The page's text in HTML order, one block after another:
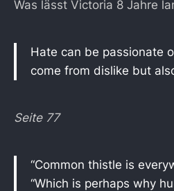
Was lässt Victoria 8 Jahre
Hate can be passionate
come from dislike but
Seite 77
“Common thistle is
“Which is perhaps why